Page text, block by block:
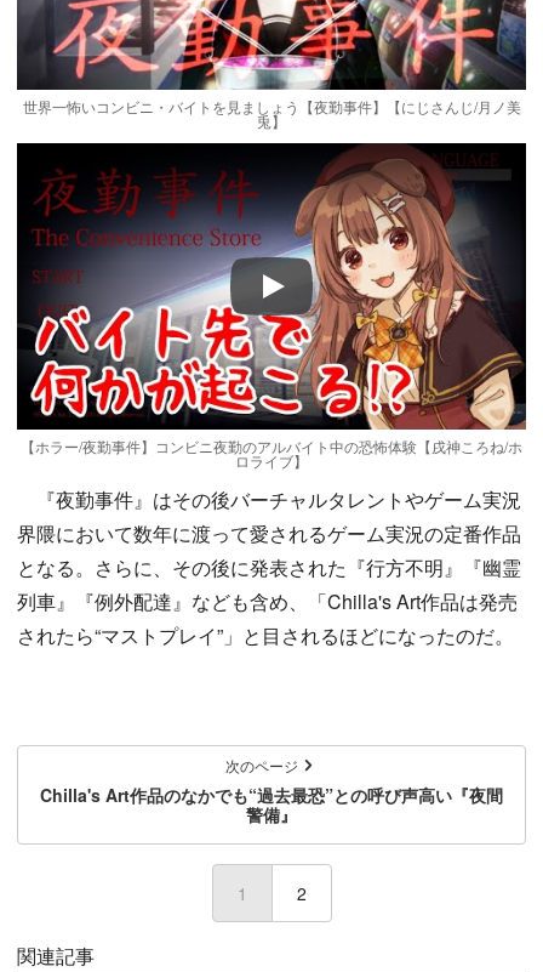
世界一怖いコンビニ・バイトを見ましょう【夜勤事件】【にじさんじ/月ノ美
兎】
Play
【ホラー/夜勤事件】コンビニ夜勤のアルバイト中の恐怖体験【戌神ころね/ホ
ロライブ】
『夜勤事件』はその後バーチャルタレントやゲーム実況
界隈において数年に渡って愛されるゲーム実況の定番作品
となる。さらに、その後に発表された『行方不明』『幽霊
列車』『例外配達』なども含め、「Chilla's Art作品は発売
されたら“マストプレイ”」と目されるほどになったのだ。
次のページ
Chilla's Art作品のなかでも“過去最恐”との呼び声高い『夜間
警備』
1 (current)
2
関連記事